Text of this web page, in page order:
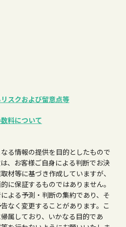
スクおよび留意点等
料について
る情報の提供を目的としたもので
、お客様ご自身による判断でお決
材等に基づき作成していますが、
に保証するものではありません。
よる予測・判断の集約であり、そ
なく変更することがあります。こ
属しており、いかなる目的であ